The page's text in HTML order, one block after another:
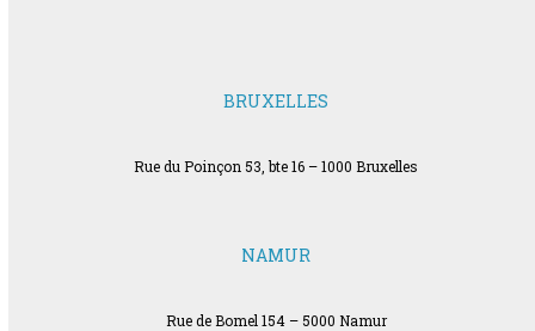
BRUXELLES
Rue du Poinçon 53, bte 16 – 1000 Bruxelles
NAMUR
Rue de Bomel 154 – 5000 Namur